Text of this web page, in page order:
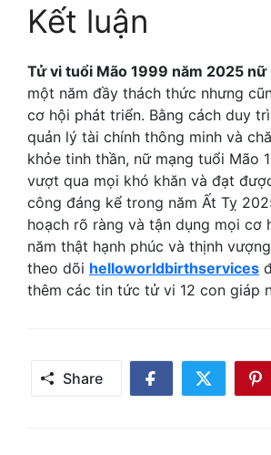
Kết luận
Tử vi tuổi Mão 1999 năm 2025 nữ
một năm đầy thách thức nhưng
cơ hội phát triển. Bằng cách duy
quản lý tài chính thông minh và
khỏe tinh thần, nữ mạng tuổi Mão
vượt qua mọi khó khăn và đạt
công đáng kể trong năm Ất Tỵ
hoạch rõ ràng và tận dụng mọi cơ
năm thật hạnh phúc và thịnh
theo dõi helloworldbirthservices
thêm các tin tức tử vi 12 con giáp
Share
Share
Share